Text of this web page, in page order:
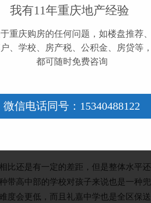
行班。火箭班又名一中实验班，是和重
线率52.9%，2022年高考重点上线率
率45.56%。
部分来自于一中及其他龙珠学校。有十
市赛课一等奖。
比还是有一定的差距，但是整体水平还
带高中部的学校对孩子来说也是一种兜
度会更低，而且礼嘉中学也是全区保送
我有11年重庆地产经验
重庆购房的任何问题，如楼盘推荐、
、学校、房产税、公积金、房贷等，
都可随时免费咨询
微信电话同号：15340488122